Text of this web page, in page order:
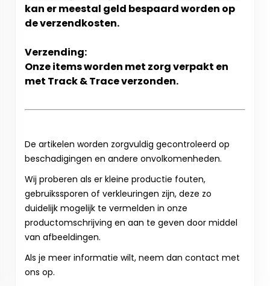
kan er meestal geld bespaard worden op
de verzendkosten.
Verzending:
Onze items worden met zorg verpakt en
met Track & Trace verzonden.
De artikelen worden zorgvuldig gecontroleerd op
beschadigingen en andere onvolkomenheden.
Wij proberen als er kleine productie fouten,
gebruikssporen of verkleuringen zijn, deze zo
duidelijk mogelijk te vermelden in onze
productomschrijving en aan te geven door middel
van afbeeldingen.
Als je meer informatie wilt, neem dan contact met
ons op.